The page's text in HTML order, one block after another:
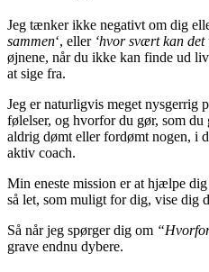
Jeg tænker ikke negativt om dig
sammen‘, eller ‘hvor svært kan det
øjnene, når du ikke kan finde ud
at sige fra.
Jeg er naturligvis meget nysgerrig
følelser, og hvorfor du gør, som
aldrig dømt eller fordømt nogen, i
aktiv coach.
Min eneste mission er at hjælpe
så let, som muligt for dig, vise dig
Så når jeg spørger dig om
grave endnu dybere.